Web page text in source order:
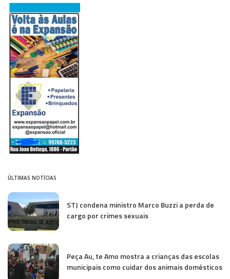
ÚLTIMAS NOTÍCIAS
STJ condena ministro Marco Buzzi a perda de
cargo por crimes sexuais
Peça Au, te Amo mostra a crianças das escolas
municipais como cuidar dos animais domésticos